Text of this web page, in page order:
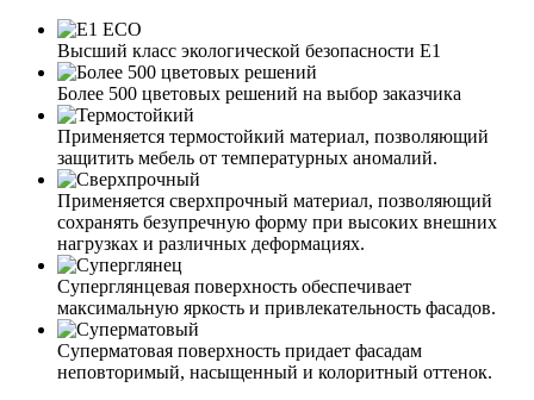
Высший класс экологической безопасности Е1
Более 500 цветовых решений на выбор заказчика
Применяется термостойкий материал, позволяющий
защитить мебель от температурных аномалий.
Применяется сверхпрочный материал, позволяющий
сохранять безупречную форму при высоких внешних
нагрузках и различных деформациях.
Суперглянцевая поверхность обеспечивает
максимальную яркость и привлекательность фасадов.
Суперматовая поверхность придает фасадам
неповторимый, насыщенный и колоритный оттенок.